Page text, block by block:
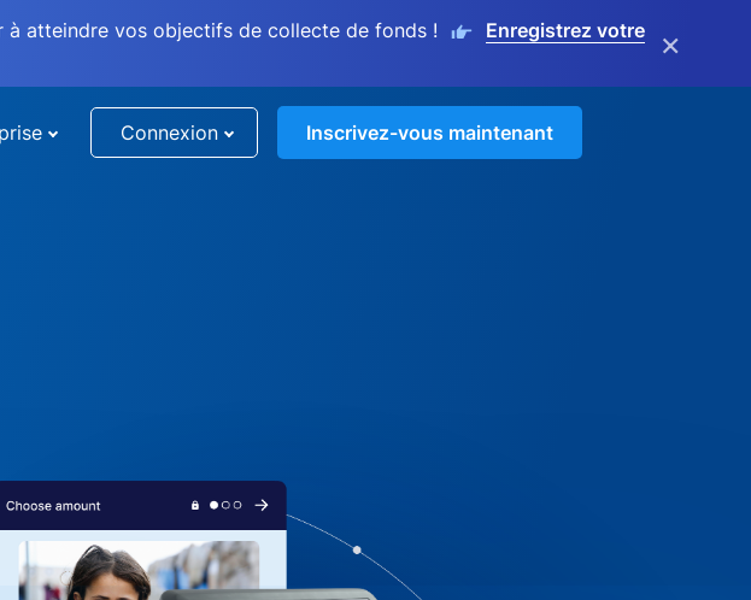
à atteindre vos objectifs de collecte de fonds !
Enregistrez votre
×
Connexion Inscrivez-vous maintenant